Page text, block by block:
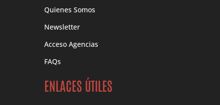
Quienes Somos
Newsletter
Acceso Agencias
FAQs
ENLACES ÚTILES